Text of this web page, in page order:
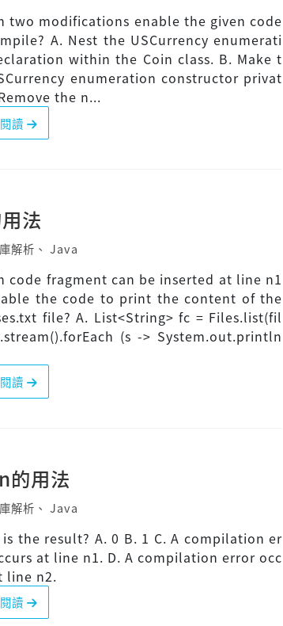
two modifications enable the given code
A. Nest the USCurrency enumerati
within the Coin class. B. Make t
enumeration constructor privat
the n...
讀
法
解析 、 Java
code fragment can be inserted at line n1
the code to print the content of the
file? A. List<String> fc = Files.list(fil
(s -> System.out.println
讀
用法
解析 、 Java
is the result? A. 0 B. 1 C. A compilation er
at line n1. D. A compilation error occ
line n2.
讀